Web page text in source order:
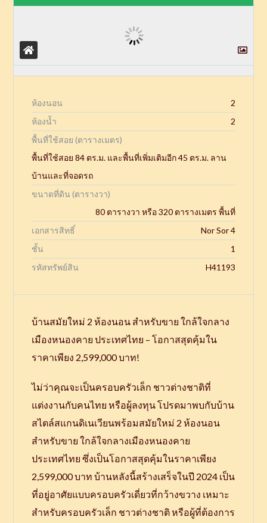
ห้องนอน
2
ห้องน้ำ
2
พื้นที่ใช้สอย (ตารางเมตร)
พื้นที่ใช้สอย 84 ตร.ม. และพื้นที่เพิ่มเติมอีก 45 ตร.ม. ลาน
บ้านและที่จอดรถ
ขนาดที่ดิน (ตารางวา)
80 ตารางวา หรือ 320 ตารางเมตร พื้นที่
เอกสารสิทธิ์
Nor Sor 4
ชั้น
1
รหัสทรัพย์สิน
H41193
บ้านสมัยใหม่ 2 ห้องนอน สำหรับขาย ใกล้ใจกลาง
เมืองหนองคาย ประเทศไทย – โอกาสสุดคุ้มใน
ราคาเพียง 2,599,000 บาท!
ไม่ว่าคุณจะเป็นครอบครัวเล็ก ชาวต่างชาติที่
แต่งงานกับคนไทย หรือผู้ลงทุน โปรดมาพบกับบ้าน
สไตล์สแกนดิเนเวียนพร้อมสมัยใหม่ 2 ห้องนอน
สำหรับขาย ใกล้ใจกลางเมืองหนองคาย
ประเทศไทย ซึ่งเป็นโอกาสสุดคุ้มในราคาเพียง
2,599,000 บาท บ้านหลังนี้สร้างเสร็จในปี 2024 เป็น
ที่อยู่อาศัยแบบครอบครัวเดี่ยวที่กว้างขวาง เหมาะ
สำหรับครอบครัวเล็ก ชาวต่างชาติ หรือผู้ที่ต้องการ